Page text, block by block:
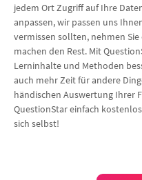
jedem Ort Zugriff auf Ihre
anpassen, wir passen uns
vermissen sollten, nehmen
machen den Rest. Mit
Lerninhalte und Methoden
auch mehr Zeit für andere
händischen Auswertung Ihrer
QuestionStar einfach
sich selbst!